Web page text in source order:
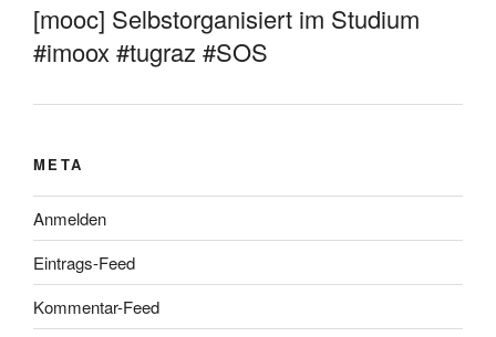
[mooc] Selbstorganisiert im Studium
#imoox #tugraz #SOS
META
Anmelden
Eintrags-Feed
Kommentar-Feed